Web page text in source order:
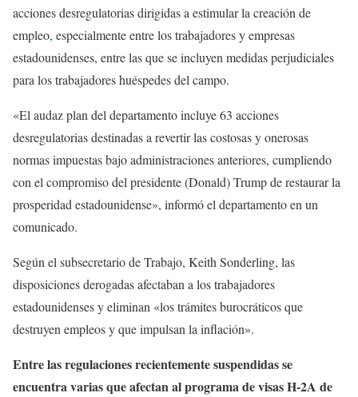
acciones desregulatorias dirigidas a estimular la creación de
empleo, especialmente entre los trabajadores y empresas
estadounidenses, entre las que se incluyen medidas perjudiciales
para los trabajadores huéspedes del campo.
«El audaz plan del departamento incluye 63 acciones
desregulatorias destinadas a revertir las costosas y onerosas
normas impuestas bajo administraciones anteriores, cumpliendo
con el compromiso del presidente (Donald) Trump de restaurar la
prosperidad estadounidense», informó el departamento en un
comunicado.
Según el subsecretario de Trabajo, Keith Sonderling, las
disposiciones derogadas afectaban a los trabajadores
estadounidenses y eliminan «los trámites burocráticos que
destruyen empleos y que impulsan la inflación».
Entre las regulaciones recientemente suspendidas se
encuentra varias que afectan al programa de visas H-2A de